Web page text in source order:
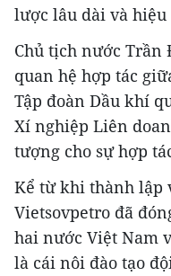
lược lâu dài và hiệu
Chủ tịch nước Trần
quan hệ hợp tác
Tập đoàn Dầu khí
Xí nghiệp Liên
tượng cho sự hợp
Kể từ khi thành lập
Vietsovpetro đã
hai nước Việt Nam
là cái nôi đào tạo